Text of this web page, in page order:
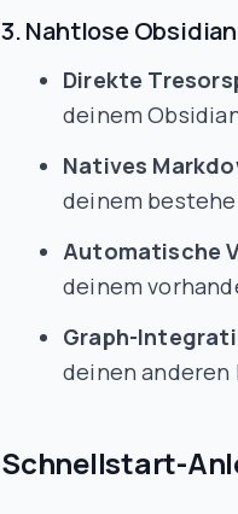
3. Nahtlose
Direkte
deinem
Natives
deinem
Automatische
deinem
Graph-
deinen anderen
Schnellstart-